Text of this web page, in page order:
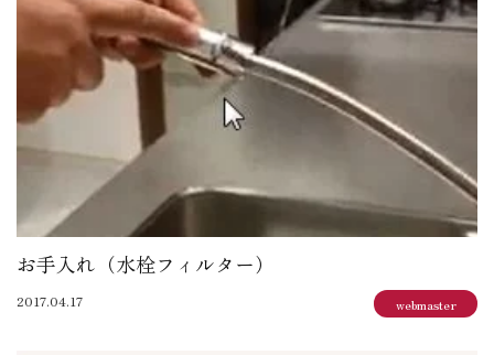
お手入れ（水栓フィルター）
2017.04.17 webmaster